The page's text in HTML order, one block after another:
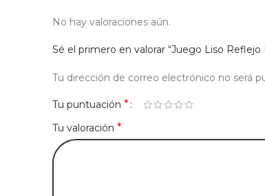
No hay valoraciones aún.
Sé el primero en valorar “Juego Liso Reflejo
Tu dirección de correo electrónico no será
Tu puntuación *
Tu valoración *